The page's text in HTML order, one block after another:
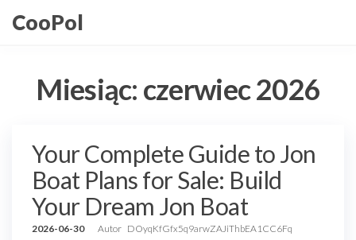
doCooPol
Miesiąc: czerwiec 2026
Your Complete Guide to Jon
Boat Plans for Sale: Build
Your Dream Jon Boat
2026-06-30 Autor DOyqKfGfx5q9arwZAJiThbEA1CC6Fq